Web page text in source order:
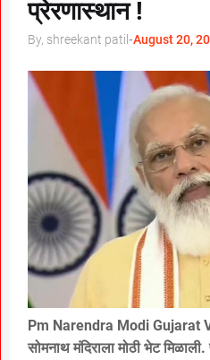
प्रेरणास्थान !
By, shreekant patil -August 20,
Pm Narendra Modi Gujarat
सोमनाथ मंदिराला मोठी भेट